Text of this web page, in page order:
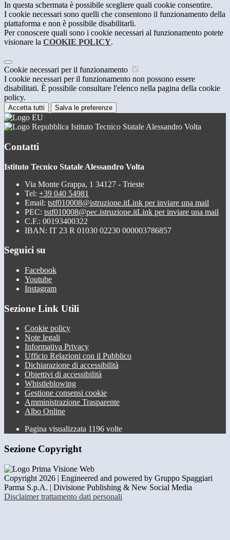
In questa schermata è possibile scegliere quali cookie consentire.
I cookie necessari sono quelli che consentono il funzionamento della
piattaforma e non è possibile disabilitarli.
Per conoscere quali sono i cookie necessari al funzionamento potete
visionare la COOKIE POLICY.
Cookie necessari per il funzionamento
I cookie necessari per il funzionamento non possono essere
disabilitati. È possibile consultare l'elenco nella pagina della cookie
policy.
Accetta tutti Salva le preferenze
Istituto Tecnico Statale Alessandro Volta
Contatti
Istituto Tecnico Statale Alessandro Volta
Via Monte Grappa, 1 34127 - Trieste
Tel: +39 040 54981
Email: tstf010008@istruzione.itLink per inviare una mail
PEC: tstf010008@pec.istruzione.itLink per inviare una mail
C.F.: 00193400322
IBAN: IT 23 R 01030 02230 000003786857
Seguici su
Facebook
Youtube
Instagram
Sezione Link Utili
Cookie policy
Note legali
Informativa Privacy
Ufficio Relazioni con il Pubblico
Dichiarazione di accessibilità
Obiettivi di accessibilità
Whistleblowing
Gestione consensi cookie
Amministrazione Trasparente
Albo Online
Pagina visualizzata 1196 volte
Sezione Copyright
Copyright 2026 | Engineered and powered by Gruppo Spaggiari
Parma S.p.A. | Divisione Publishing & New Social Media
Disclaimer trattamento dati personali